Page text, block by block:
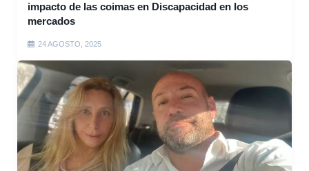
impacto de las coimas en Discapacidad en los
mercados
24 AGOSTO, 2025